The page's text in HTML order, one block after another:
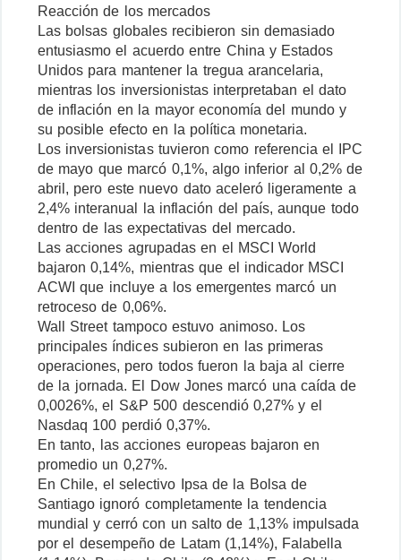
Reacción de los mercados
Las bolsas globales recibieron sin demasiado
entusiasmo el acuerdo entre China y Estados
Unidos para mantener la tregua arancelaria,
mientras los inversionistas interpretaban el dato
de inflación en la mayor economía del mundo y
su posible efecto en la política monetaria.
Los inversionistas tuvieron como referencia el IPC
de mayo que marcó 0,1%, algo inferior al 0,2% de
abril, pero este nuevo dato aceleró ligeramente a
2,4% interanual la inflación del país, aunque todo
dentro de las expectativas del mercado.
Las acciones agrupadas en el MSCI World
bajaron 0,14%, mientras que el indicador MSCI
ACWI que incluye a los emergentes marcó un
retroceso de 0,06%.
Wall Street tampoco estuvo animoso. Los
principales índices subieron en las primeras
operaciones, pero todos fueron la baja al cierre
de la jornada. El Dow Jones marcó una caída de
0,0026%, el S&P 500 descendió 0,27% y el
Nasdaq 100 perdió 0,37%.
En tanto, las acciones europeas bajaron en
promedio un 0,27%.
En Chile, el selectivo Ipsa de la Bolsa de
Santiago ignoró completamente la tendencia
mundial y cerró con un salto de 1,13% impulsada
por el desempeño de Latam (1,14%), Falabella